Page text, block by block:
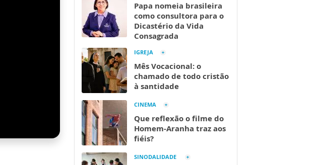
Papa nomeia brasileira
como consultora para o
Dicastério da Vida
Consagrada
IGREJA
Mês Vocacional: o
chamado de todo cristão
à santidade
CINEMA
Que reflexão o filme do
Homem-Aranha traz aos
fiéis?
SINODALIDADE